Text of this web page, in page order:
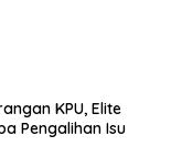
KPU, Elite
Pengalihan Isu